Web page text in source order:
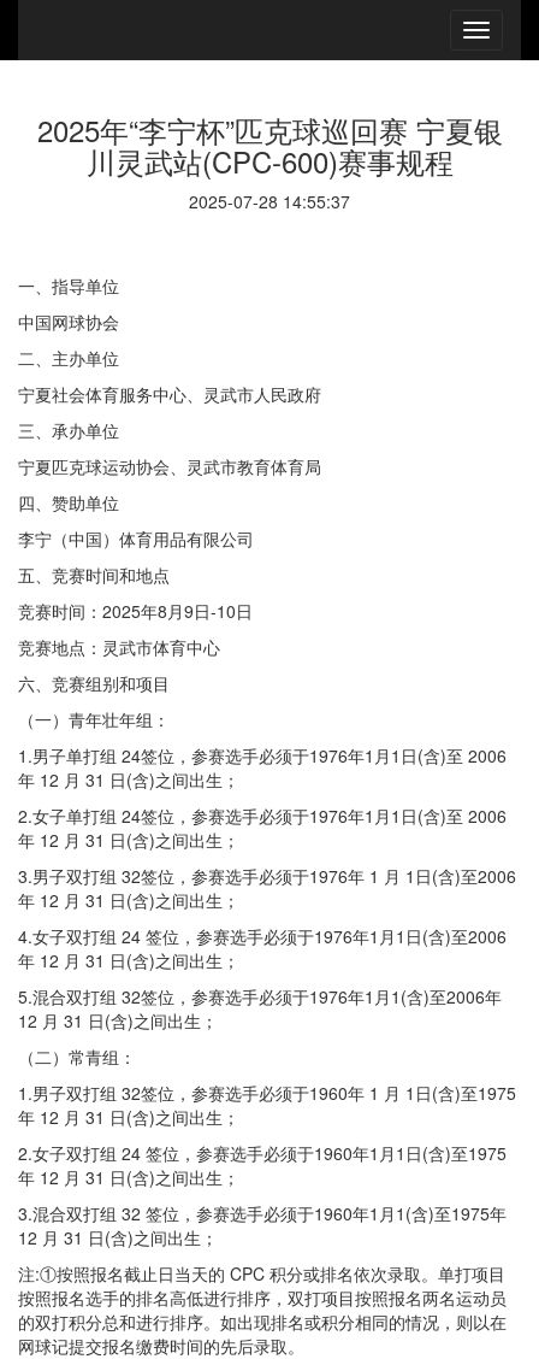
2025年“李宁杯”匹克球巡回赛 宁夏银
川灵武站(CPC-600)赛事规程
2025-07-28 14:55:37
一、指导单位
中国网球协会
二、主办单位
宁夏社会体育服务中心、灵武市人民政府
三、承办单位
宁夏匹克球运动协会、灵武市教育体育局
四、 赞助单位
李宁（中国）体育用品有限公司
五、竞赛时间和地点
竞赛时间：2025年8月9日-10日
竞赛地点：灵武市体育中心
六、竞赛组别和项目
（一）青年壮年组：
1.男子单打组 24签位，参赛选手必须于1976年1月1日(含)至 2006
年 12 月 31 日(含)之间出生；
2.女子单打组 24签位，参赛选手必须于1976年1月1日(含)至 2006
年 12 月 31 日(含)之间出生；
3.男子双打组 32签位，参赛选手必须于1976年 1 月 1日(含)至2006
年 12 月 31 日(含)之间出生；
4.女子双打组 24 签位，参赛选手必须于1976年1月1日(含)至2006
年 12 月 31 日(含)之间出生；
5.混合双打组 32签位，参赛选手必须于1976年1月1(含)至2006年
12 月 31 日(含)之间出生；
（二）常青组：
1.男子双打组 32签位，参赛选手必须于1960年 1 月 1日(含)至1975
年 12 月 31 日(含)之间出生；
2.女子双打组 24 签位，参赛选手必须于1960年1月1日(含)至1975
年 12 月 31 日(含)之间出生；
3.混合双打组 32 签位，参赛选手必须于1960年1月1(含)至1975年
12 月 31 日(含)之间出生；
注:①按照报名截止日当天的 CPC 积分或排名依次录取。单打项目
按照报名选手的排名高低进行排序，双打项目按照报名两名运动员
的双打积分总和进行排序。如出现排名或积分相同的情况，则以在
网球记提交报名缴费时间的先后录取。